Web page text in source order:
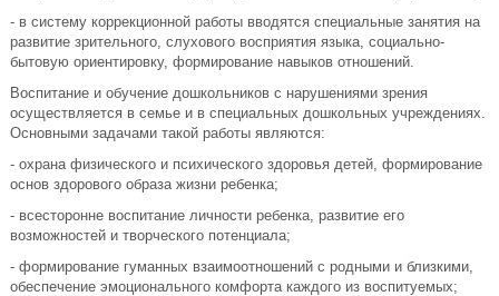
- в систему коррекционной работы вводятся специальные занятия на
развитие зрительного, слухового восприятия языка, социально-
бытовую ориентировку, формирование навыков отношений.
Воспитание и обучение дошкольников с нарушениями зрения
осуществляется в семье и в специальных дошкольных учреждениях.
Основными задачами такой работы являются:
- охрана физического и психического здоровья детей, формирование
основ здорового образа жизни ребенка;
- всесторонне воспитание личности ребенка, развитие его
возможностей и творческого потенциала;
- формирование гуманных взаимоотношений с родными и близкими,
обеспечение эмоционального комфорта каждого из воспитуемых;